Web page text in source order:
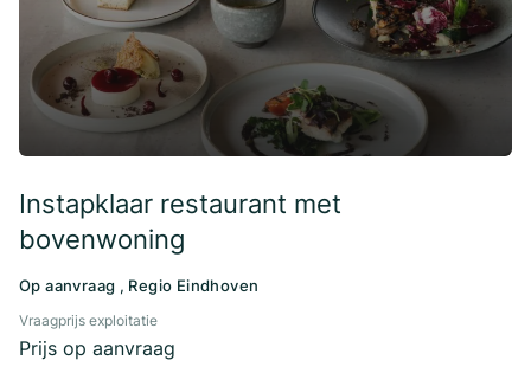
Instapklaar restaurant met
bovenwoning
Op aanvraag , Regio Eindhoven
Vraagprijs exploitatie
Prijs op aanvraag